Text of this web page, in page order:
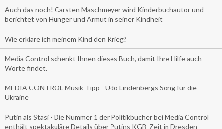
Auch das noch! Carsten Maschmeyer wird Kinderbuchautor und
berichtet von Hunger und Armut in seiner Kindheit
Wie erkläre ich meinem Kind den Krieg?
Media Control schenkt Ihnen dieses Buch, damit Ihre Hilfe auch
Worte findet.
MEDIA CONTROL Musik-Tipp - Udo Lindenbergs Song für die
Ukraine
Putin als Stasi - Die Nummer 1 der Politikbücher bei Media Control
enthält spektakuläre Details über Putins KGB-Zeit in Dresden